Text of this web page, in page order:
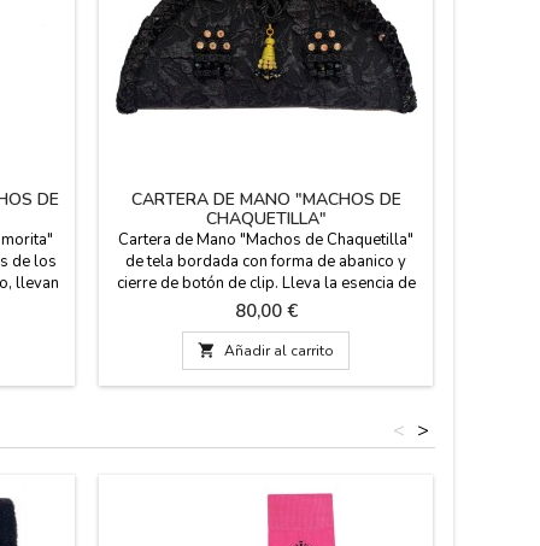
DE
de los
llevan
ancho
CARTERA DE MANO "MACHOS DE
CHAQUETILLA"
Cartera de Mano "Machos de Chaquetilla"
de tela bordada con forma de abanico y
cierre de botón de clip. Lleva la esencia de
la tarde de toros siempre contigo. Esta
exclusividad de nuestra tienda es mucho
más que un bolso; es una pieza de artesanía
pura diseñada para la mujer que siente la
fiesta brava y quiere lucirla con distinción.
Precio
80,00 €
 Añadir al carrito
>
<